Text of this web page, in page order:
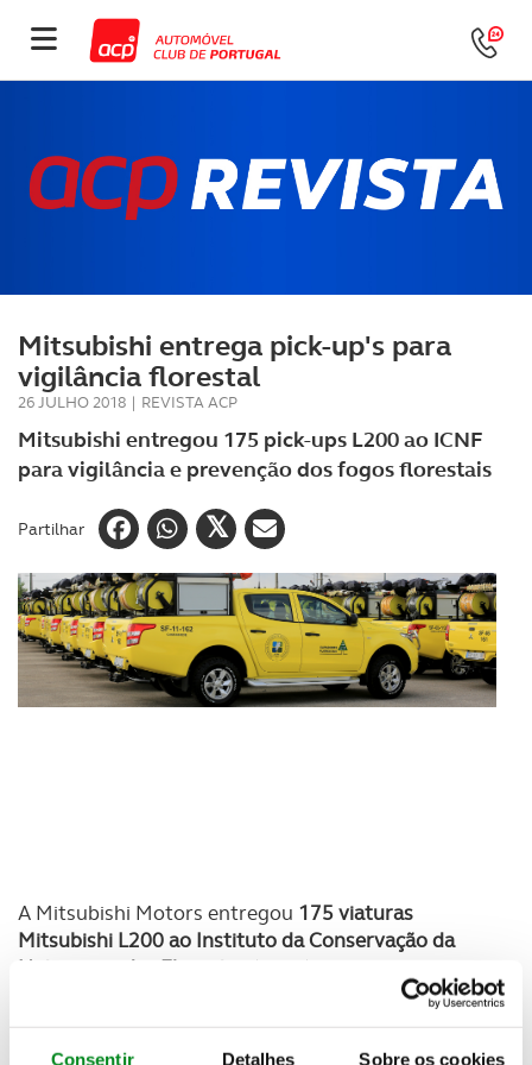
Consentir Detalhes Sobre os cookies
Mitsubishi entrega pick-up's para
vigilância florestal
26 JULHO 2018 | REVISTA ACP
Mitsubishi entregou 175 pick-ups L200 ao ICNF
para vigilância e prevenção dos fogos florestais
Partilhar
A Mitsubishi Motors entregou 175 viaturas
Mitsubishi L200 ao Instituto da Conservação da
Natureza e das Florestas
(ICNF).
177 unidades
, totalizando um lote de 352 veículos